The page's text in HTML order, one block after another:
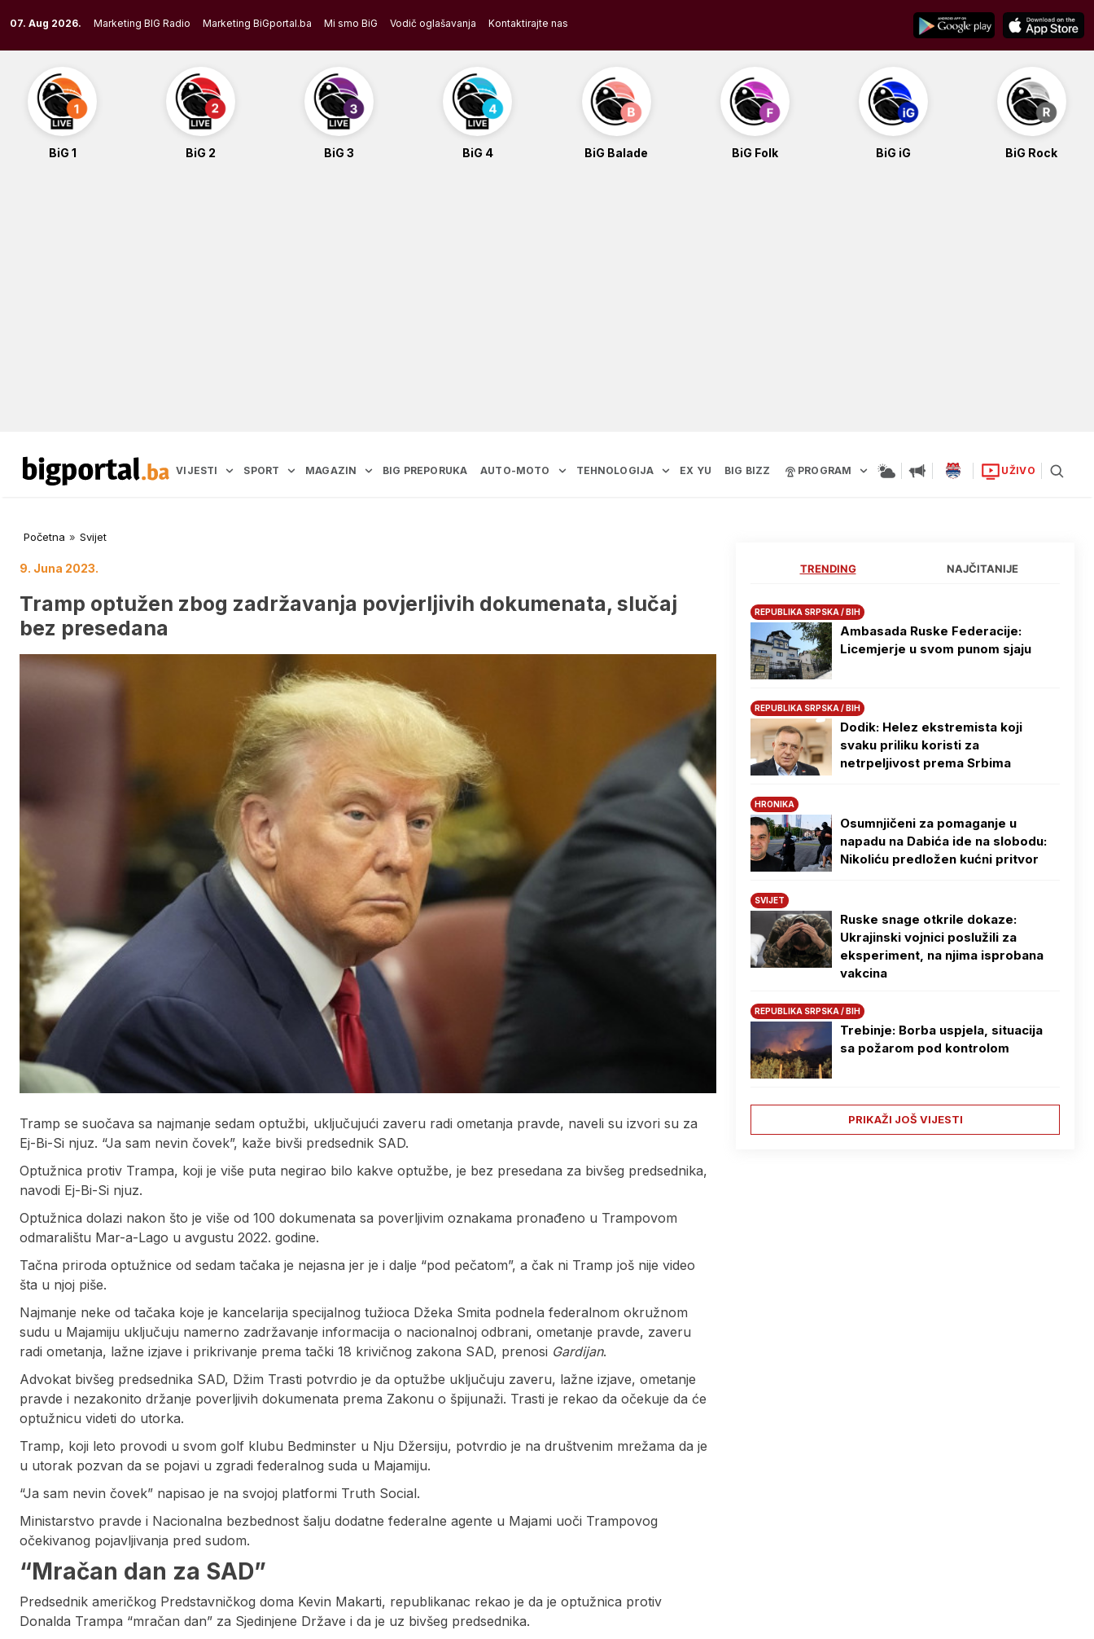
to
content
07. Aug 2026. Marketing BIG Radio Marketing BiGportal.ba Mi smo BiG Vodič oglašavanja Kontaktirajte nas
BiG 1 BiG 2 BiG 3 BiG 4 BiG Balade BiG Folk BiG iG BiG Rock
VIJESTI SPORT MAGAZIN BIG PREPORUKA AUTO-MOTO TEHNOLOGIJA EX YU BIG BIZZ PROGRAM UŽIVO
Početna » Svijet
9. Juna 2023.
Tramp optužen zbog zadržavanja povjerljivih dokumenata, slučaj
bez presedana
Tramp se suočava sa najmanje sedam optužbi, uključujući zaveru radi ometanja pravde, naveli su izvori su za
Ej-Bi-Si njuz. “Ja sam nevin čovek”, kaže bivši predsednik SAD.
Optužnica protiv Trampa, koji je više puta negirao bilo kakve optužbe, je bez presedana za bivšeg predsednika,
navodi Ej-Bi-Si njuz.
Optužnica dolazi nakon što je više od 100 dokumenata sa poverljivim oznakama pronađeno u Trampovom
odmaralištu Mar-a-Lago u avgustu 2022. godine.
Tačna priroda optužnice od sedam tačaka je nejasna jer je i dalje “pod pečatom”, a čak ni Tramp još nije video
šta u njoj piše.
Najmanje neke od tačaka koje je kancelarija specijalnog tužioca Džeka Smita podnela federalnom okružnom
sudu u Majamiju uključuju namerno zadržavanje informacija o nacionalnoj odbrani, ometanje pravde, zaveru
radi ometanja, lažne izjave i prikrivanje prema tački 18 krivičnog zakona SAD, prenosi Gardijan.
Advokat bivšeg predsednika SAD, Džim Trasti potvrdio je da optužbe uključuju zaveru, lažne izjave, ometanje
pravde i nezakonito držanje poverljivih dokumenata prema Zakonu o špijunaži. Trasti je rekao da očekuje da će
optužnicu videti do utorka.
Tramp, koji leto provodi u svom golf klubu Bedminster u Nju Džersiju, potvrdio je na društvenim mrežama da je
u utorak pozvan da se pojavi u zgradi federalnog suda u Majamiju.
“Ja sam nevin čovek” napisao je na svojoj platformi Truth Social.
Ministarstvo pravde i Nacionalna bezbednost šalju dodatne federalne agente u Majami uoči Trampovog
očekivanog pojavljivanja pred sudom.
“Mračan dan za SAD”
Predsednik američkog Predstavničkog doma Kevin Makarti, republikanac rekao je da je optužnica protiv
Donalda Trampa “mračan dan” za Sjedinjene Države i da je uz bivšeg predsednika.
TRENDING NAJČITANIJE
REPUBLIKA SRPSKA / BIH
Ambasada Ruske Federacije:
Licemjerje u svom punom sjaju
REPUBLIKA SRPSKA / BIH
Dodik: Helez ekstremista koji
svaku priliku koristi za
netrpeljivost prema Srbima
HRONIKA
Osumnjičeni za pomaganje u
napadu na Dabića ide na slobodu:
Nikoliću predložen kućni pritvor
SVIJET
Ruske snage otkrile dokaze:
Ukrajinski vojnici poslužili za
eksperiment, na njima isprobana
vakcina
REPUBLIKA SRPSKA / BIH
Trebinje: Borba uspjela, situacija
sa požarom pod kontrolom
PRIKAŽI JOŠ VIJESTI